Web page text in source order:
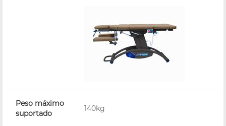
Peso máximo
suportado
140kg